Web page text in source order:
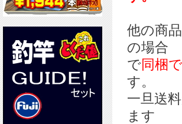
他の商
の場合
で同梱
す。
一旦送
ます